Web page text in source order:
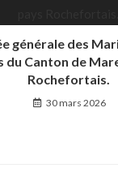
générale des
Canton de
Rochefortais.
30 mars 2026